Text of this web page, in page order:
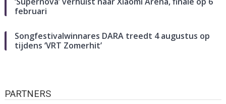
februari
Songfestivalwinnares DARA treedt 4 augustus op
tijdens ‘VRT Zomerhit’
PARTNERS